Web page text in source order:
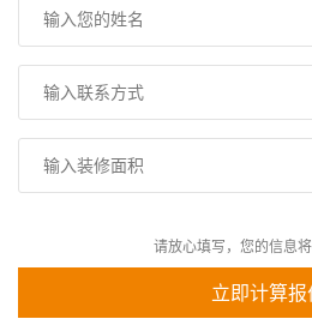
请放心填写，您的信息